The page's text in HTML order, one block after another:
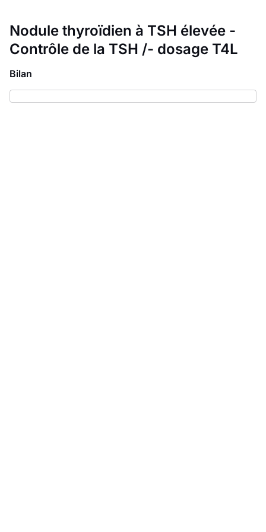
Nodule thyroïdien à TSH élevée -
Contrôle de la TSH /- dosage T4L
Bilan